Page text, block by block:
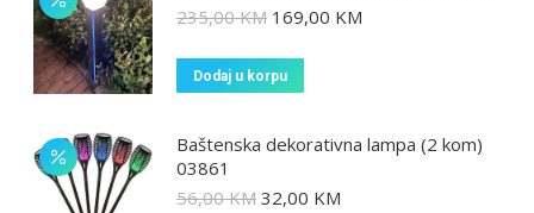
235,00KM 169,00 KM
Dodaj u korpu
Baštenska dekorativna lampa (2 kom)
03861
56,00KM 32,00 KM